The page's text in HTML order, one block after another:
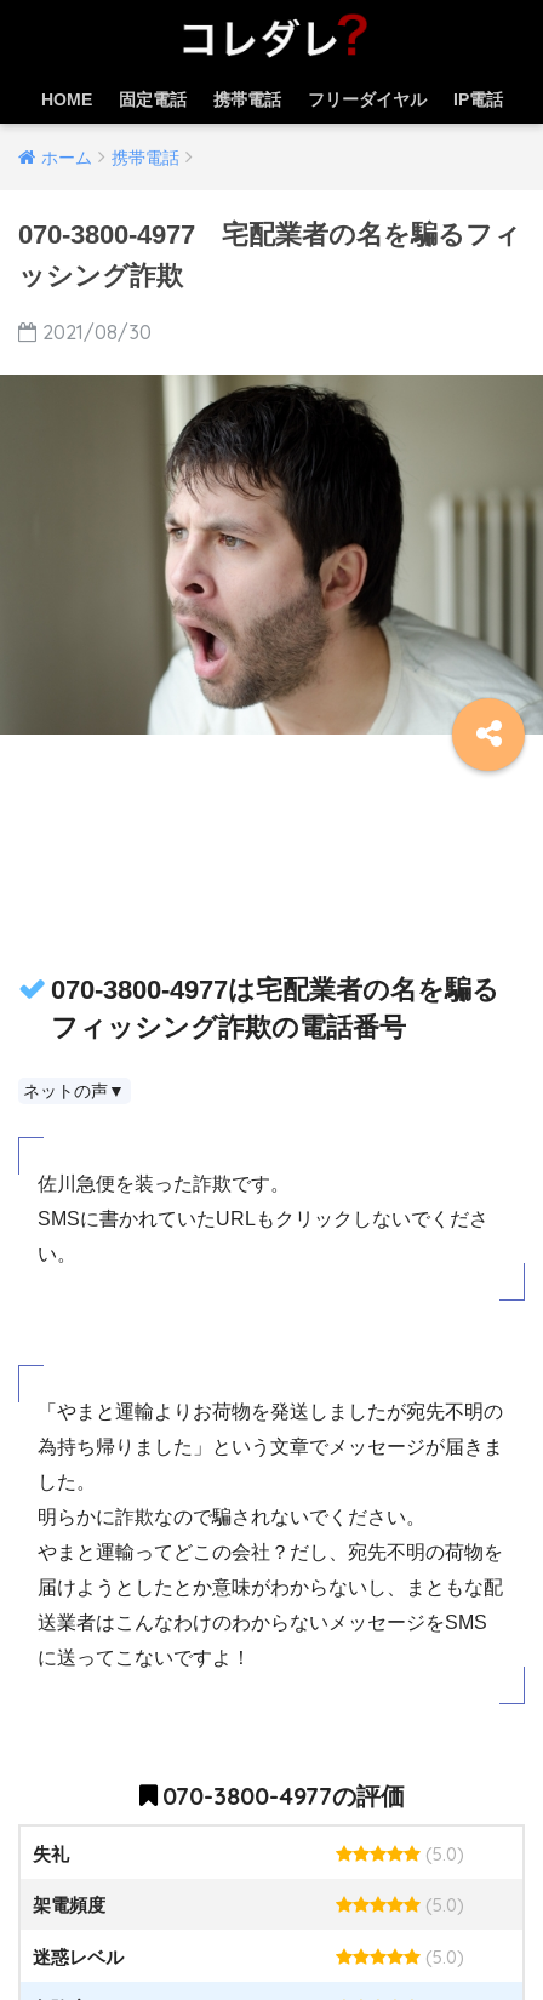
HOME 固定電話 携帯電話 フリーダイヤル IP電話
ホーム 携帯電話
070-3800-4977 宅配業者の名を騙るフィ
ッシング詐欺
2021/08/30
070-3800-4977は宅配業者の名を騙る
フィッシング詐欺の電話番号
ネットの声▼
佐川急便を装った詐欺です。
SMSに書かれていたURLもクリックしないでくださ
い。
「やまと運輸よりお荷物を発送しましたが宛先不明の
為持ち帰りました」という文章でメッセージが届きま
した。
明らかに詐欺なので騙されないでください。
やまと運輸ってどこの会社？だし、宛先不明の荷物を
届けようとしたとか意味がわからないし、まともな配
送業者はこんなわけのわからないメッセージをSMS
に送ってこないですよ！
070-3800-4977の評価
失礼 (5.0)
架電頻度 (5.0)
迷惑レベル (5.0)